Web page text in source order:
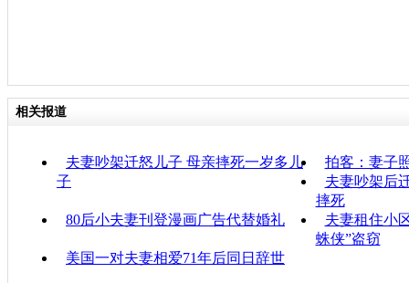
相关报道
夫妻吵架迁怒儿子 母亲摔死一岁多儿
子
拍客：妻子
夫妻吵架后
摔死
80后小夫妻刊登漫画广告代替婚礼
夫妻租住小
蛛侠”盗窃
美国一对夫妻相爱71年后同日辞世